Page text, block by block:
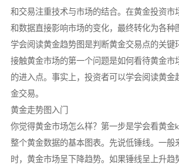
和交易注重技术与市场的结合。在黄金投资市
和数据直接影响市场的变化，最终转化为各种
学会阅读黄金趋势图是判断黄金交易点的关键
接触黄金市场的第一个问题是如何看待黄金市
的进入点。事实上，投资者可以学会阅读黄金
金交易。
黄金走势图入门
你觉得黄金市场怎么样？第一步是学会看黄金
整个黄金数据的基本图表。先说低锤线。一般
时，黄金市场呈下降趋势。如果锤线呈上升趋